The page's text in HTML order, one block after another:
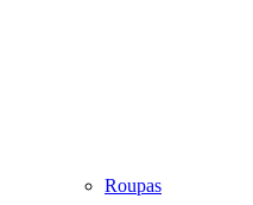
Roupas